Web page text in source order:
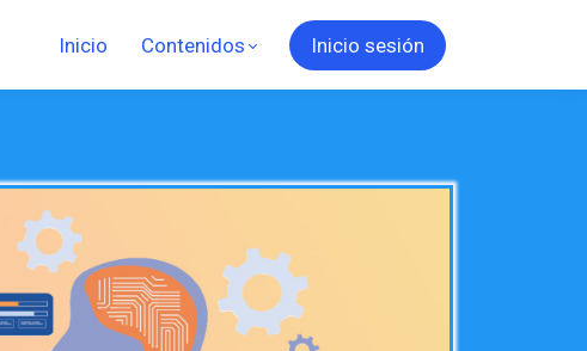
Inicio Contenidos Inicio sesión